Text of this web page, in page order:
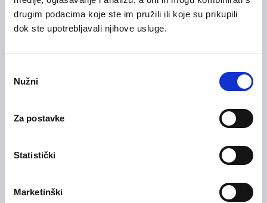
drugim podacima koje ste im pružili ili koje su prikupili
dok ste upotrebljavali njihove usluge.
pristanka
Nužni
Za postavke
Statistički
Marketinški
Hibridni radZagrebačka županija
28/07/2026
Medicinska sestra (m/ž)
28/07/2026